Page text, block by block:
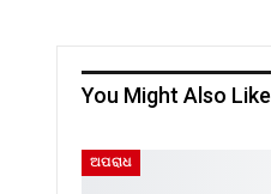
You Might Also Like
ଅପରାଧ